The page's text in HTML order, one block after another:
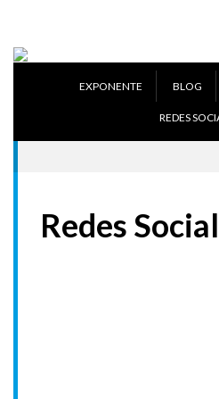
EXPONENTE BLOG
REDES
Redes